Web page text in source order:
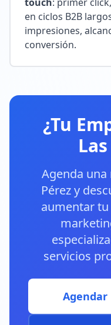
en ciclos B2B
impresiones,
conversión.
¿Tu
Agenda
Pérez y
aumentar
servicios
Agendar